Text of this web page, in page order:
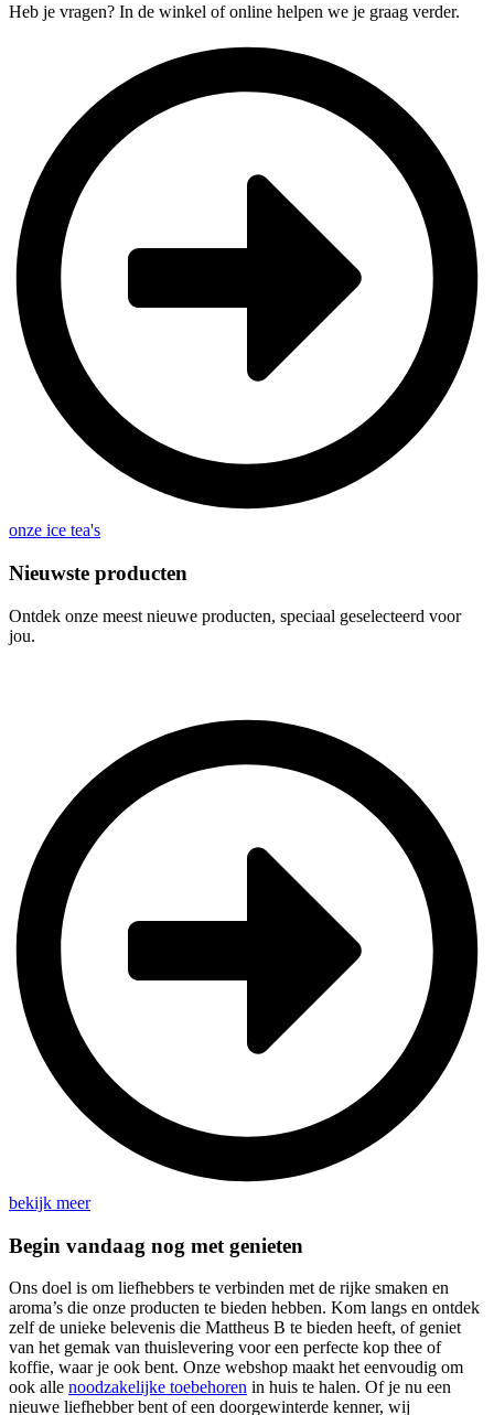
Heb je vragen? In de winkel of online helpen we je graag verder.
onze ice tea's
Nieuwste producten
Ontdek onze meest nieuwe producten, speciaal geselecteerd voor
jou.
bekijk meer
Begin vandaag nog met genieten
Ons doel is om liefhebbers te verbinden met de rijke smaken en
aroma’s die onze producten te bieden hebben. Kom langs en ontdek
zelf de unieke belevenis die Mattheus B te bieden heeft, of geniet
van het gemak van thuislevering voor een perfecte kop thee of
koffie, waar je ook bent. Onze webshop maakt het eenvoudig om
ook alle noodzakelijke toebehoren in huis te halen. Of je nu een
nieuwe liefhebber bent of een doorgewinterde kenner, wij